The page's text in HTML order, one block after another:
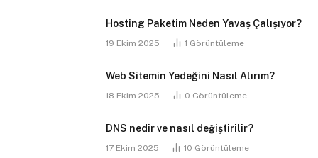
Hosting Paketim Neden Yavaş Çalışıyor?
19 Ekim 2025 1 Görüntüleme
Web Sitemin Yedeğini Nasıl Alırım?
18 Ekim 2025 0 Görüntüleme
DNS nedir ve nasıl değiştirilir?
17 Ekim 2025 10 Görüntüleme